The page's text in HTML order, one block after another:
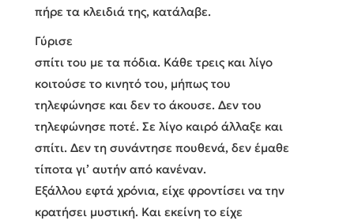
πήρε τα κλειδιά της, κατάλαβε.
Γύρισε
σπίτι του με τα πόδια. Κάθε τρεις και λίγο
κοιτούσε το κινητό του, μήπως του
τηλεφώνησε και δεν το άκουσε. Δεν του
τηλεφώνησε ποτέ. Σε λίγο καιρό άλλαξε και
σπίτι. Δεν τη συνάντησε πουθενά, δεν έμαθε
τίποτα γι’ αυτήν από κανέναν.
Εξάλλου εφτά χρόνια, είχε φροντίσει να την
κρατήσει μυστική. Και εκείνη το είχε